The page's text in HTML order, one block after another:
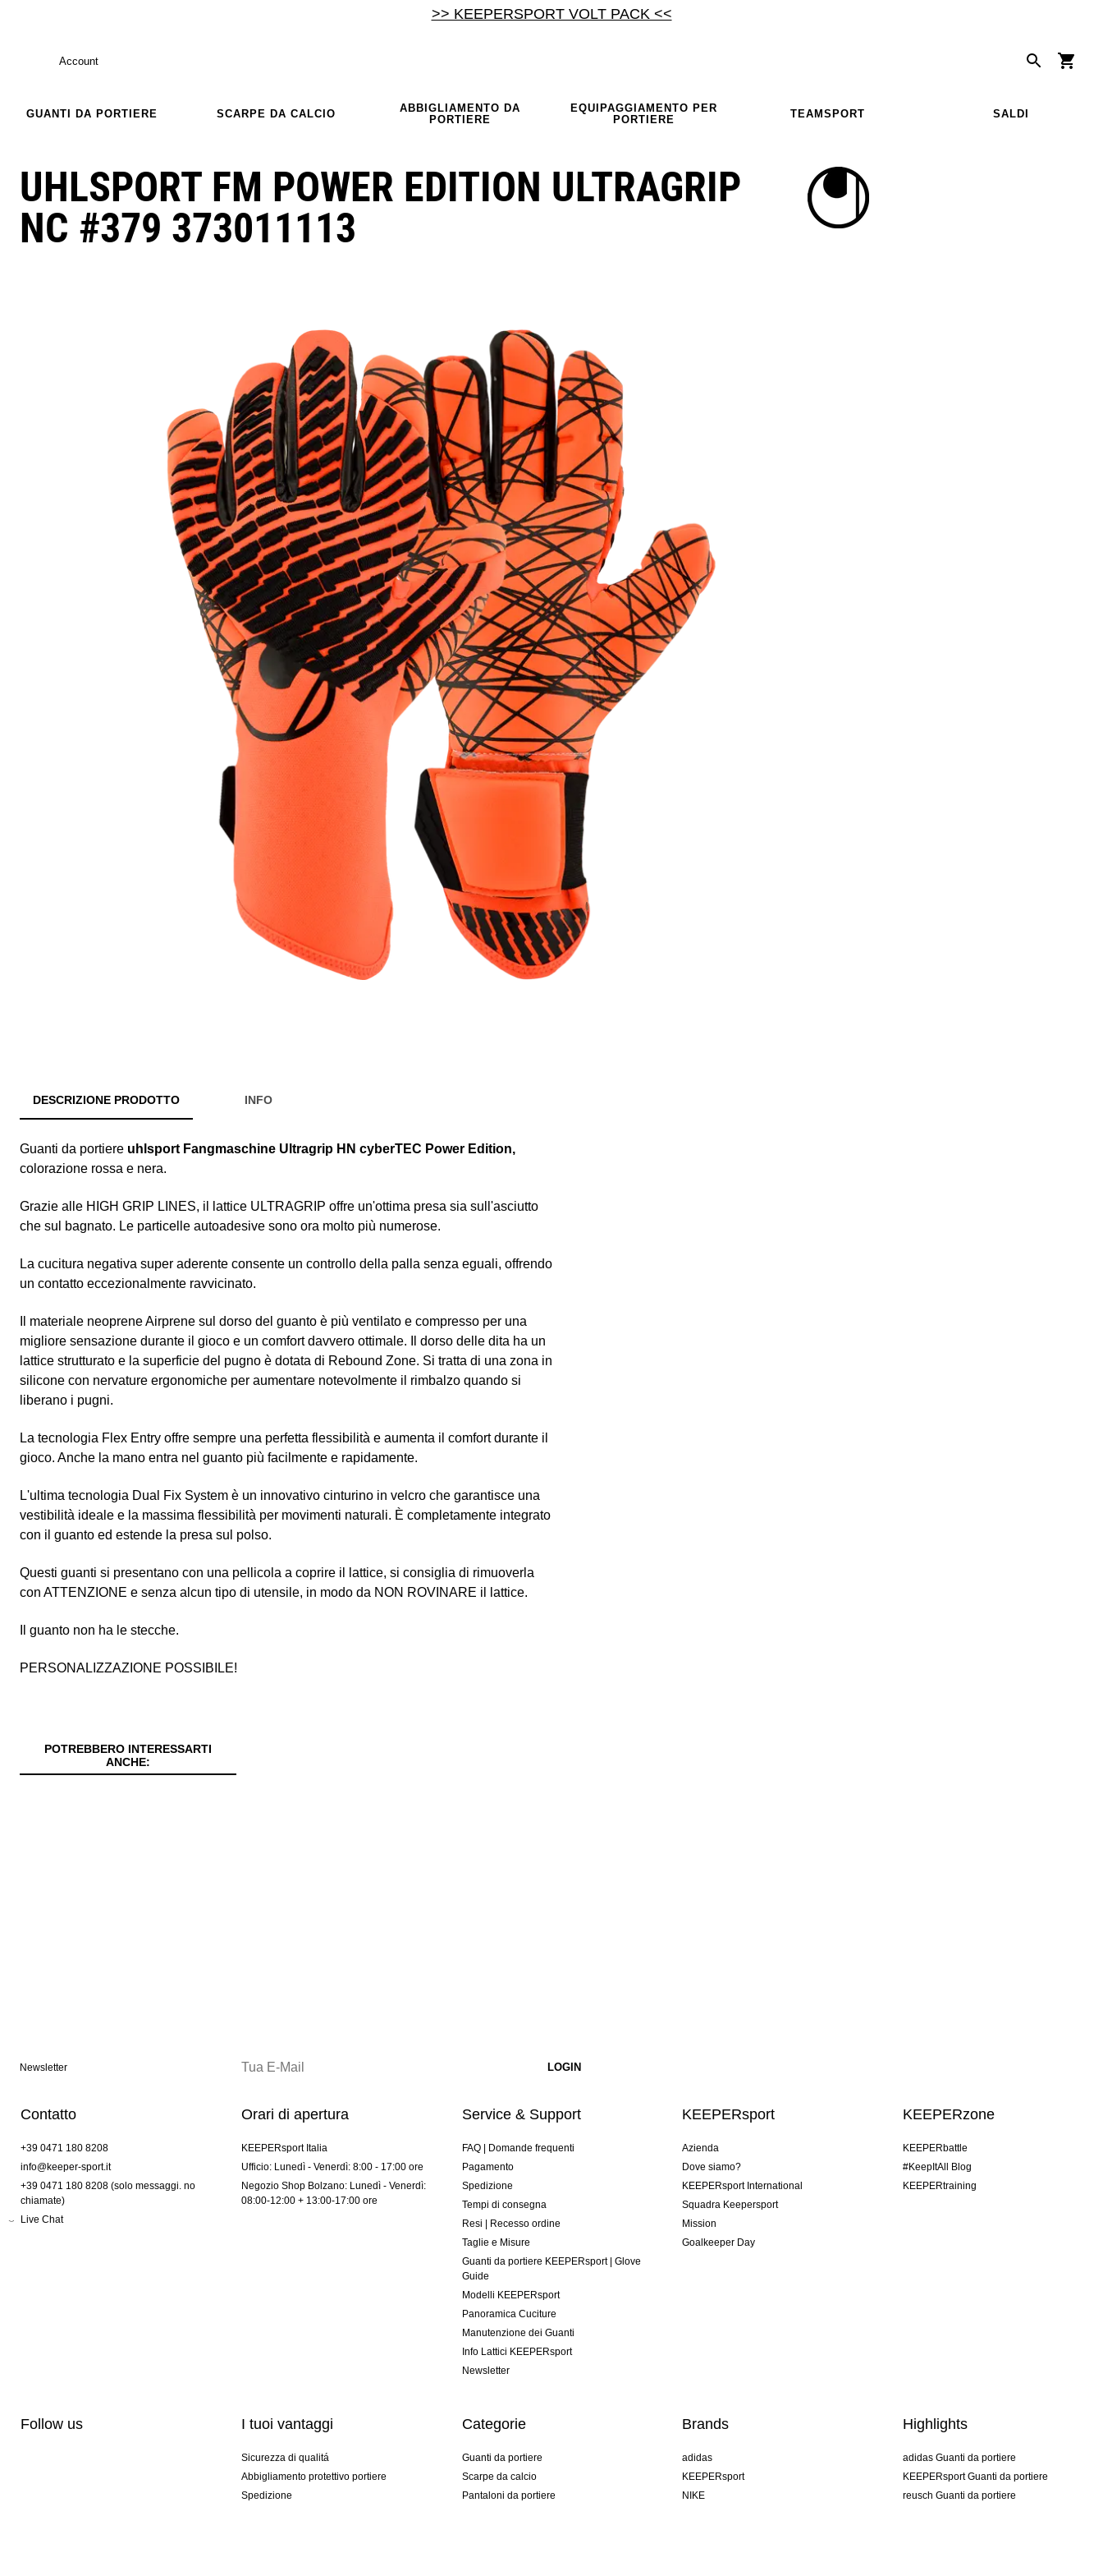
>> KEEPERSPORT VOLT PACK <<
Account
GUANTI DA PORTIERE SCARPE DA CALCIO
ABBIGLIAMENTO DA
PORTIERE
EQUIPAGGIAMENTO PER
PORTIERE
TEAMSPORT SALDI
UHLSPORT FM POWER EDITION ULTRAGRIP
NC #379 373011113
DESCRIZIONE PRODOTTO INFO
Guanti da portiere uhlsport Fangmaschine Ultragrip HN cyberTEC Power Edition,
colorazione rossa e nera.
Grazie alle HIGH GRIP LINES, il lattice ULTRAGRIP offre un'ottima presa sia sull'asciutto
che sul bagnato. Le particelle autoadesive sono ora molto più numerose.
La cucitura negativa super aderente consente un controllo della palla senza eguali, offrendo
un contatto eccezionalmente ravvicinato.
Il materiale neoprene Airprene sul dorso del guanto è più ventilato e compresso per una
migliore sensazione durante il gioco e un comfort davvero ottimale. Il dorso delle dita ha un
lattice strutturato e la superficie del pugno è dotata di Rebound Zone. Si tratta di una zona in
silicone con nervature ergonomiche per aumentare notevolmente il rimbalzo quando si
liberano i pugni.
La tecnologia Flex Entry offre sempre una perfetta flessibilità e aumenta il comfort durante il
gioco. Anche la mano entra nel guanto più facilmente e rapidamente.
L'ultima tecnologia Dual Fix System è un innovativo cinturino in velcro che garantisce una
vestibilità ideale e la massima flessibilità per movimenti naturali. È completamente integrato
con il guanto ed estende la presa sul polso.
Questi guanti si presentano con una pellicola a coprire il lattice, si consiglia di rimuoverla
con ATTENZIONE e senza alcun tipo di utensile, in modo da NON ROVINARE il lattice.
Il guanto non ha le stecche.
PERSONALIZZAZIONE POSSIBILE!
POTREBBERO INTERESSARTI
ANCHE:
Newsletter
Contatto
+39 0471 180 8208
info@keeper-sport.it
+39 0471 180 8208 (solo messaggi. no
chiamate)
Live Chat
Orari di apertura
KEEPERsport Italia
Ufficio: Lunedì - Venerdì: 8:00 - 17:00 ore
Negozio Shop Bolzano: Lunedì - Venerdì:
08:00-12:00 + 13:00-17:00 ore
Service & Support
FAQ | Domande frequenti
Pagamento
Spedizione
Tempi di consegna
Resi | Recesso ordine
Taglie e Misure
Guanti da portiere KEEPERsport | Glove
Guide
Modelli KEEPERsport
Panoramica Cuciture
Manutenzione dei Guanti
Info Lattici KEEPERsport
Newsletter
KEEPERsport
Azienda
Dove siamo?
KEEPERsport International
Squadra Keepersport
Mission
Goalkeeper Day
KEEPERzone
KEEPERbattle
#KeepItAll Blog
KEEPERtraining
Follow us I tuoi vantaggi
Sicurezza di qualitá
Abbigliamento protettivo portiere
Spedizione
Categorie
Guanti da portiere
Scarpe da calcio
Pantaloni da portiere
Brands
adidas
KEEPERsport
NIKE
Highlights
adidas Guanti da portiere
KEEPERsport Guanti da portiere
reusch Guanti da portiere